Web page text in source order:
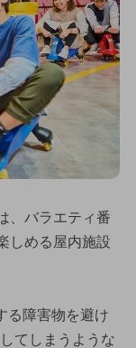
、バラエティ番
しめる屋内施設
る障害物を避け
てしまうような